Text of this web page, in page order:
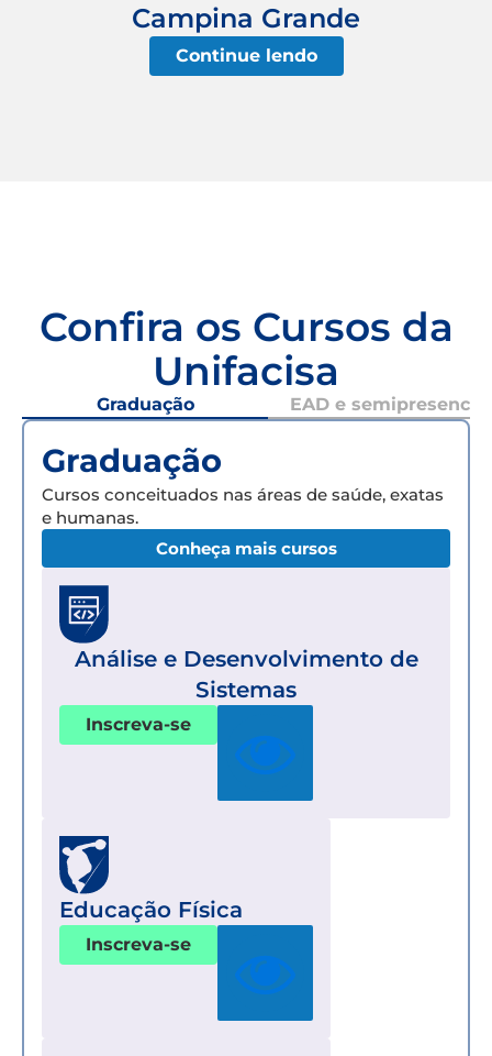
Campina Grande
Continue lendo
Confira os Cursos da
Unifacisa
Graduação EAD e semipresencial
Graduação
Cursos conceituados nas áreas de saúde, exatas
e humanas.
Conheça mais cursos
Análise e Desenvolvimento de
Sistemas
Inscreva-se
Educação Física
Inscreva-se